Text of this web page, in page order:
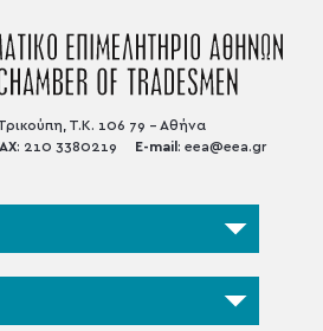
Τ.Κ. 106 79 - Αθήνα
: 210 3380219 E-mail : eea@eea.gr